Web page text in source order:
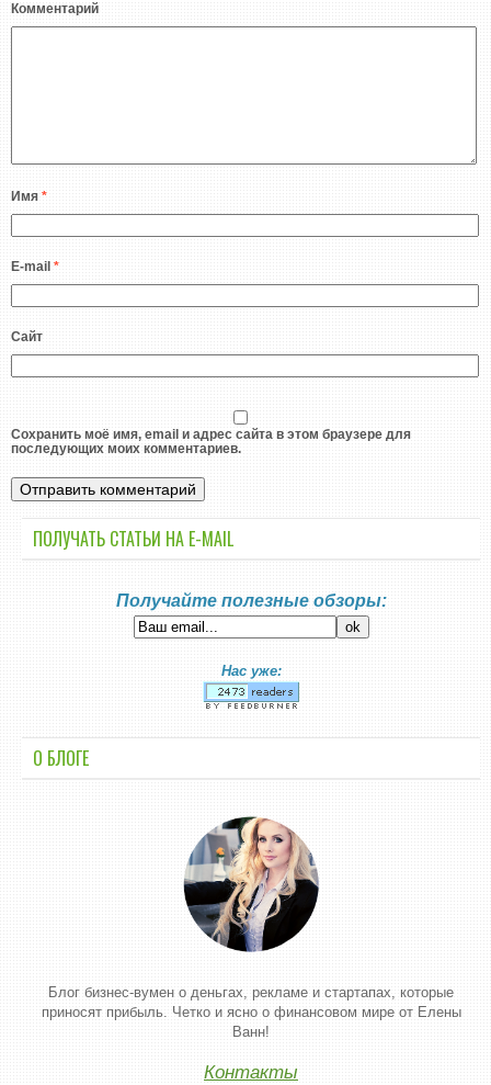
Комментарий
Имя *
E-mail *
Сайт
Сохранить моё имя, email и адрес сайта в этом браузере для
последующих моих комментариев.
ПОЛУЧАТЬ СТАТЬИ НА E-MАIL
Получайте полезные обзоры:
Нас уже:
О БЛОГЕ
Блог бизнес-вумен о деньгах, рекламе и стартапах, которые
приносят прибыль. Четко и ясно о финансовом мире от Елены
Ванн!
Контакты